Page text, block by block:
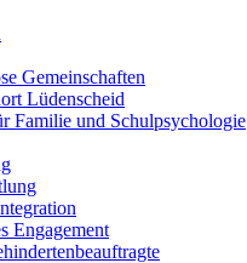
Gemeinschaften
Lüdenscheid
Familie und Schulpsychologie
Engagement